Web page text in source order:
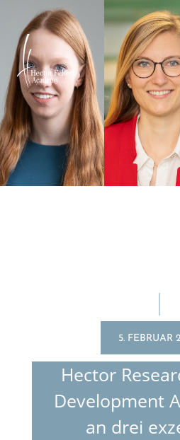
5. FEBRUAR
Hector
Develo­p­ment
an drei